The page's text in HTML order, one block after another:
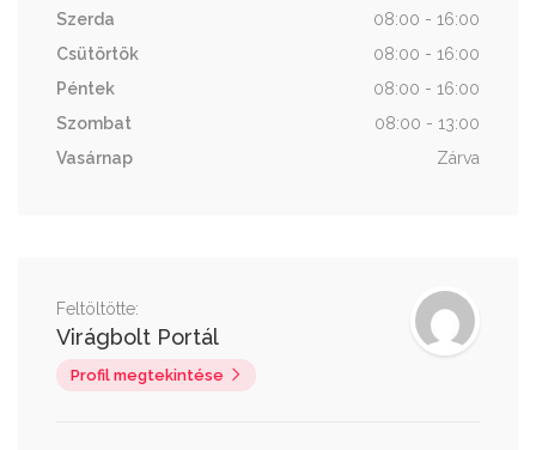
Szerda
08:00 - 16:00
Csütörtök
08:00 - 16:00
Péntek
08:00 - 16:00
Szombat
08:00 - 13:00
Vasárnap
Zárva
Feltöltötte:
Virágbolt Portál
Profil megtekintése